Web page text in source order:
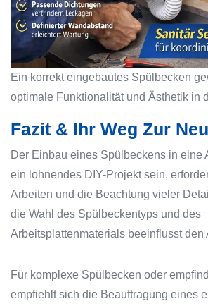
Ein korrekt eingebautes Spülbecken
optimale Funktionalität und Ästhetik in
Fazit & Ihr Weg Zur
Der Einbau eines Spülbeckens in eine
ein lohnendes DIY-Projekt sein,
Arbeiten und die Beachtung vieler
die Wahl des Spülbeckentyps und des
Arbeitsplattenmaterials beeinflusst den
Für komplexe Spülbecken oder
empfiehlt sich die Beauftragung eines